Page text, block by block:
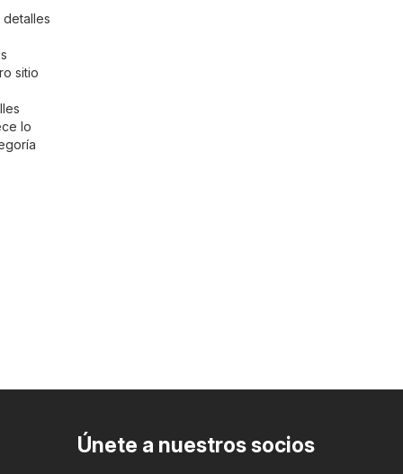
sitio
lo
Únete a nuestros socios